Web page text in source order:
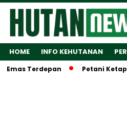
HOME INFO KEHUTANAN
Terdepan Petani Ketapang